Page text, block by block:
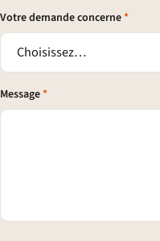
Votre demande concerne*
Message*